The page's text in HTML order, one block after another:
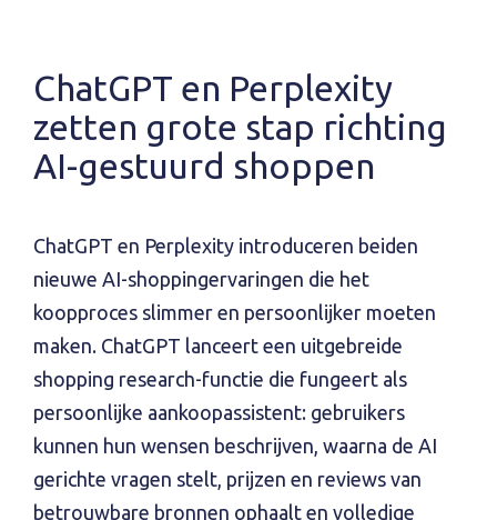
ChatGPT en Perplexity
zetten grote stap richting
AI-gestuurd shoppen
ChatGPT en Perplexity introduceren beiden
nieuwe AI-shoppingervaringen die het
koopproces slimmer en persoonlijker moeten
maken. ChatGPT lanceert een uitgebreide
shopping research-functie die fungeert als
persoonlijke aankoopassistent: gebruikers
kunnen hun wensen beschrijven, waarna de AI
gerichte vragen stelt, prijzen en reviews van
betrouwbare bronnen ophaalt en volledige